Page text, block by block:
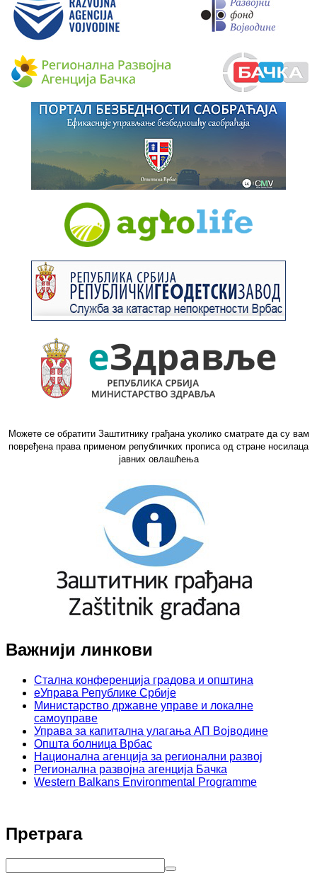
Можете се обратити Заштитнику грађана уколико сматрате да су вам
повређена права применом републичких прописа од стране носилаца
јавних овлашћења
Важнији линкови
Стална конференција градова и општина
еУправа Републике Србије
Министарство државне управе и локалне
самоуправе
Управа за капитална улагања АП Војводине
Општа болница Врбас
Национална агенција за регионални развој
Регионална развојна агенција Бачка
Western Balkans Environmental Programme
Претрага